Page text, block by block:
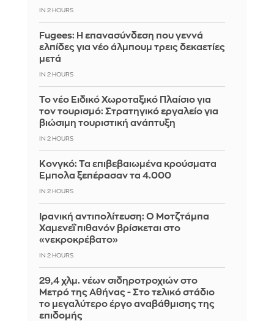
IN 2 HOURS
Fugees: Η επανασύνδεση που γεννά
ελπίδες για νέο άλμπουμ τρεις δεκαετίες
μετά
IN 2 HOURS
Το νέο Ειδικό Χωροταξικό Πλαίσιο για
τον τουρισμό: Στρατηγικό εργαλείο για
βιώσιμη τουριστική ανάπτυξη
IN 2 HOURS
Κονγκό: Τα επιβεβαιωμένα κρούσματα
Έμπολα ξεπέρασαν τα 4.000
IN 2 HOURS
Ιρανική αντιπολίτευση: Ο Μοτζτάμπα
Χαμενεΐ πιθανόν βρίσκεται στο
«νεκροκρέβατο»
IN 2 HOURS
29,4 χλμ. νέων σιδηροτροχιών στο
Μετρό της Αθήνας - Στο τελικό στάδιο
το μεγαλύτερο έργο αναβάθμισης της
επιδομής